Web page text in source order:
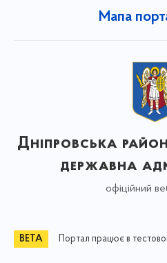
Мапа
Дніпровська
державна
офіційний
Портал працює в